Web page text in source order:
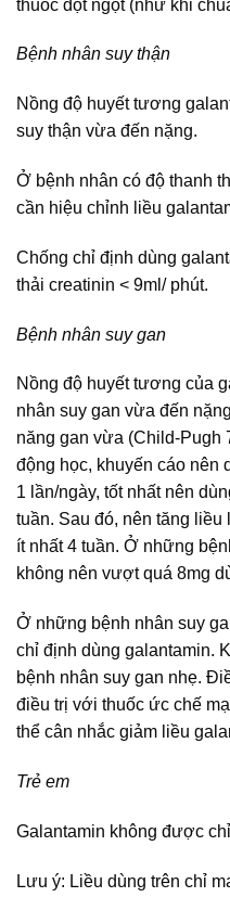
thuốc đột ngột (như khi
Bệnh nhân suy thận
Nồng độ huyết tương
suy thận vừa đến nặng.
Ở bệnh nhân có độ thanh
cần hiệu chỉnh liều
Chống chỉ định dùng
thải creatinin < 9ml/ phút.
Bệnh nhân suy gan
Nồng độ huyết tương của
nhân suy gan vừa đến
năng gan vừa (Child-Pugh
động học, khuyến cáo nên
1 lần/ngày, tốt nhất nên
tuần. Sau đó, nên tăng liều
ít nhất 4 tuần. Ở những
không nên vượt quá 8mg
Ở những bệnh nhân suy
chỉ định dùng galantamin.
bệnh nhân suy gan nhẹ.
điều trị với thuốc ức chế
thể cân nhắc giảm liều
Trẻ em
Galantamin không được
Lưu ý: Liều dùng trên chỉ